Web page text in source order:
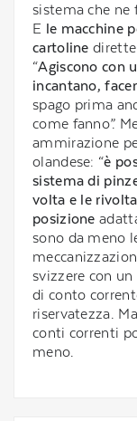
sistema che ne
E le macchine
cartoline
“Agiscono con
incantano,
spago prima
come fanno”.
ammirazione
olandese: “è
sistema di
volta e le
posizione
sono da meno
svizzere con
di conto
riservatezza.
conti correnti
meno.